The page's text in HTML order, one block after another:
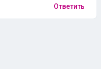
Ответить